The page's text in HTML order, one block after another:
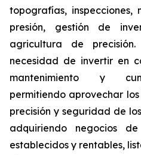
topografías, inspecciones,
presión, gestión de
agricultura de
necesidad de invertir en
mantenimiento y
permitiendo aprovechar
precisión y seguridad de
adquiriendo negocios
establecidos y rentables,